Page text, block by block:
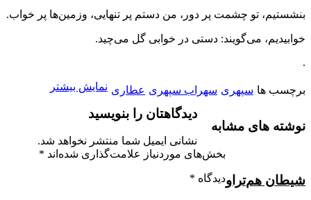
بنشستیم، تو چشمت پر دور، من دستم پر تنهایی، وزمین‌ها پر خواب.
خوابیدیم، می‌گویند: دستی در خوابی گل می‌چید.
.
برچسب ها سپهری سهراب سپهری عطاری نمایش بیشتر
نوشته های مشابه
شیطان همتراو
دیدگاهتان را بنویسید
نشانی ایمیل شما منتشر نخواهد شد.
بخش‌های موردنیاز علامت‌گذاری شده‌اند *
دیدگاه *